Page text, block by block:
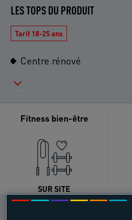
LES TOPS DU PRODUIT
Tarif 18-25 ans
Centre rénové
Fitness bien-être
SUR SITE